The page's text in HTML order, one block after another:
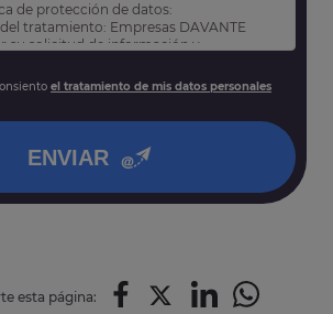
de protección de datos:
tratamiento: Empresas DAVANTE
su solicitud de información y
acceder, rectificar y suprimir sus datos,
tal y como se explica en nuestra
el tratamiento de mis datos personales
ENVIAR
esta página: